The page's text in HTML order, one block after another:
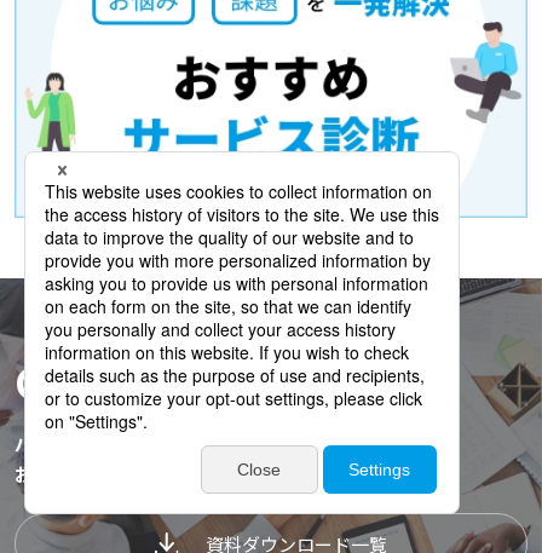
CONTACT
パーソルビジネスプロセスデザインへ
お気軽にお問い合わせください。
資料ダウンロード一覧